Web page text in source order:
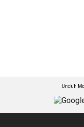
Unduh